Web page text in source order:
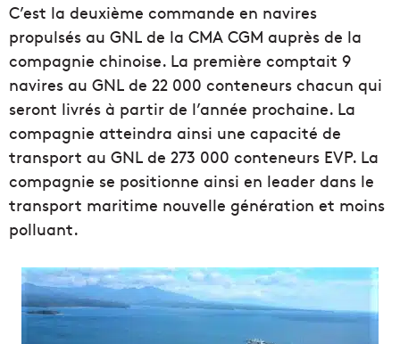
C’est la deuxième commande en navires
propulsés au GNL de la CMA CGM auprès de la
compagnie chinoise. La première comptait 9
navires au GNL de 22 000 conteneurs chacun qui
seront livrés à partir de l’année prochaine. La
compagnie atteindra ainsi une capacité de
transport au GNL de 273 000 conteneurs EVP. La
compagnie se positionne ainsi en leader dans le
transport maritime nouvelle génération et moins
polluant.